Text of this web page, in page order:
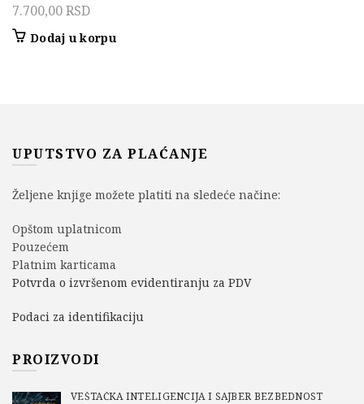
7.700,00RSD
Dodaj u korpu
UPUTSTVO ZA PLAĆANJE
Željene knjige možete platiti na sledeće načine:
Opštom uplatnicom
Pouzećem
Platnim karticama
Potvrda o izvršenom evidentiranju za PDV
Podaci za identifikaciju
PROIZVODI
VEŠTAČKA INTELIGENCIJA I SAJBER BEZBEDNOST